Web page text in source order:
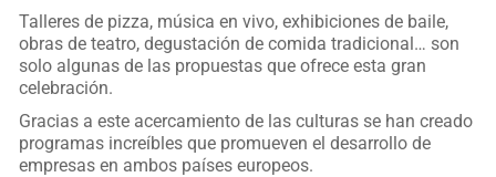
Talleres de pizza, música en vivo, exhibiciones de baile,
obras de teatro, degustación de comida tradicional… son
solo algunas de las propuestas que ofrece esta gran
celebración.
Gracias a este acercamiento de las culturas se han creado
programas increíbles que promueven el desarrollo de
empresas en ambos países europeos.